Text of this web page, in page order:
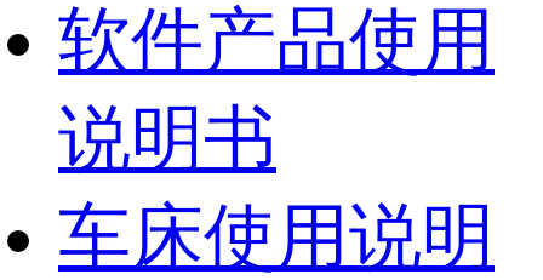
软件产品使用
说明书
车床使用说明